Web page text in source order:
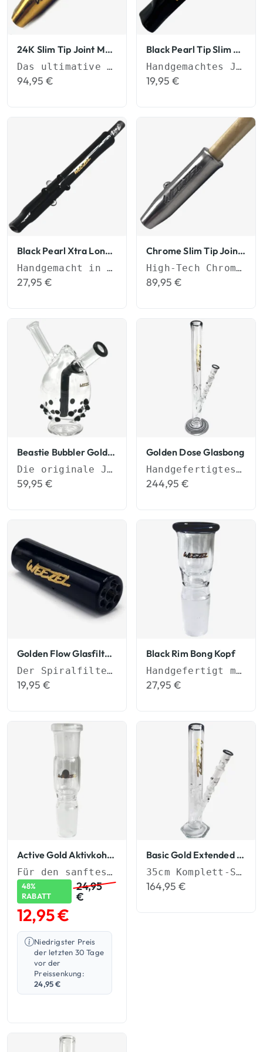
24K Slim Tip Joint Mundstück
Das ultimative Upgrade für Deinen Genuss
94,95€
Black Pearl Tip Slim Tips
Handgemachtes Joint-Mundstück (6mm)
19,95€
Black Pearl Xtra Long Tip Slim Tips
Handgemacht in Deutschland
27,95€
Chrome Slim Tip Joint Mundstück
High-Tech Chrom in Grillz-Qualität.
89,95€
Beastie Bubbler Gold Joint Bubbler
Die originale Jointbong im Handformat
59,95€
Golden Dose Glasbong
Handgefertigtes 55cm Bong-Set (NS 19)
244,95€
Golden Flow Glasfilter Spiralfilter
Der Spiralfilter für besseren Durchzug
19,95€
Black Rim Bong Kopf
Handgefertigt mit schwarzem Glasrand
27,95€
Active Gold Aktivkohle-Adapter
Für den sanftesten und reinsten Hit
48%
RABATT
24,95
€
12,95€
Niedrigster Preis
der letzten 30 Tage
vor der
Preissenkung:
24,95€
Basic Gold Extended Glasbong
35cm Komplett-Set (NS 19) mit Aktivkohle-Adapter & Eiskerben.
164,95€